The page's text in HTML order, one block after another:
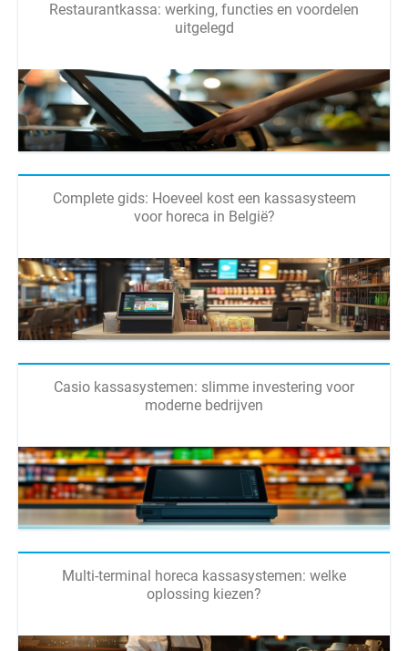
Restaurantkassa: werking, functies en voordelen
uitgelegd
Complete gids: Hoeveel kost een kassasysteem
voor horeca in België?
Casio kassasystemen: slimme investering voor
moderne bedrijven
Multi-terminal horeca kassasystemen: welke
oplossing kiezen?